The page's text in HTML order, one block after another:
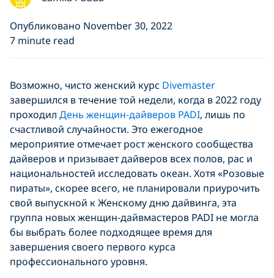
Опубликовано November 30, 2022
7 minute read
Возможно, чисто женский курс Divemaster
завершился в течение той недели, когда в 2022 году
проходил День женщин-дайверов PADI, лишь по
счастливой случайности. Это ежегодное
мероприятие отмечает рост женского сообщества
дайверов и призывает дайверов всех полов, рас и
национальностей исследовать океан. Хотя «Розовые
пираты», скорее всего, не планировали приурочить
свой выпускной к Женскому дню дайвинга, эта
группа новых женщин-дайвмастеров PADI не могла
бы выбрать более подходящее время для
завершения своего первого курса
профессионального уровня.